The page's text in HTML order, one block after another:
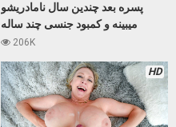
پسره بعد چندین سال نامادریشو
میبینه و کمبود جنسی چند ساله
نامادریو با کیرش تامین میکنه
206K
HD